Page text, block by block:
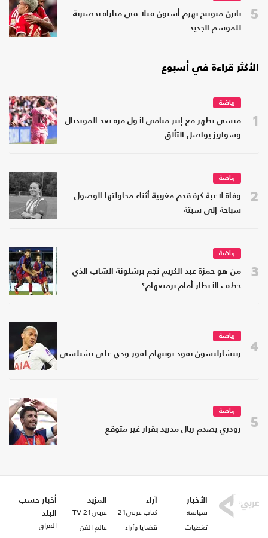
5
بايرن ميونيخ يهزم أستون فيلا في مباراة تحضيرية
للموسم الجديد
الأكثر قراءة في أسبوع
1
رياضة
ميسي يظهر مع إنتر ميامي لأول مرة بعد المونديال..
وسواريز يواصل التألق
2
رياضة
وفاة لاعبة كرة قدم مغربية أثناء محاولتها الوصول
سباحة إلى سبتة
3
رياضة
من هو حمزة عبد الكريم نجم برشلونة الشاب الذي
خطف الأنظار أمام برمنغهام؟
4
رياضة
ريتشارليسون يقود توتنهام لفوز ودي على تشيلسي
5
رياضة
رودري يصدم ريال مدريد بقرار غير متوقع
الأخبار
سياسة
تغطيات
آراء
كتاب عربي21
قضايا وآراء
المزيد
عربي21 TV
عالم الفن
أخبار حسب
البلد
العراق